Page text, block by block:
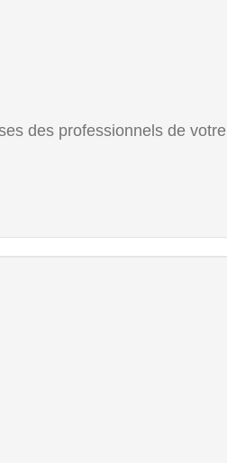
des professionnels de votre